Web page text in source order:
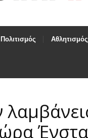
Πολιτισμός Αθλητισμός